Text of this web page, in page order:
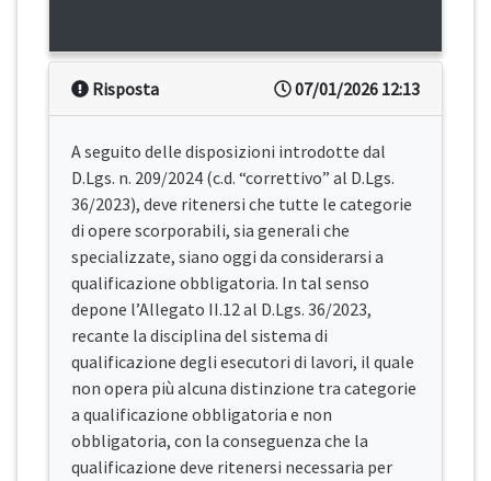
07/01/2026 12:13
Risposta
A seguito delle disposizioni introdotte dal
D.Lgs. n. 209/2024 (c.d. “correttivo” al D.Lgs.
36/2023), deve ritenersi che tutte le categorie
di opere scorporabili, sia generali che
specializzate, siano oggi da considerarsi a
qualificazione obbligatoria. In tal senso
depone l’Allegato II.12 al D.Lgs. 36/2023,
recante la disciplina del sistema di
qualificazione degli esecutori di lavori, il quale
non opera più alcuna distinzione tra categorie
a qualificazione obbligatoria e non
obbligatoria, con la conseguenza che la
qualificazione deve ritenersi necessaria per